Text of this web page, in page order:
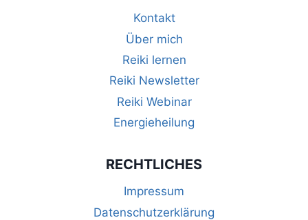
Kontakt
Über mich
Reiki lernen
Reiki Newsletter
Reiki Webinar
Energieheilung
RECHTLICHES
Impressum
Datenschutzerklärung